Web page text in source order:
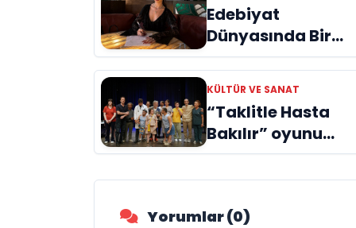
Edebiyat
Dünyasında Bir
Genç Deha
Doğuyor: Dilruba
Engin ve Zift
Evreni ‘AVENOİR’
KÜLTÜR VE SANAT
“Taklitle Hasta
Bakılır” oyunu
engelleri sanatla
aştı
Yorumlar (0)